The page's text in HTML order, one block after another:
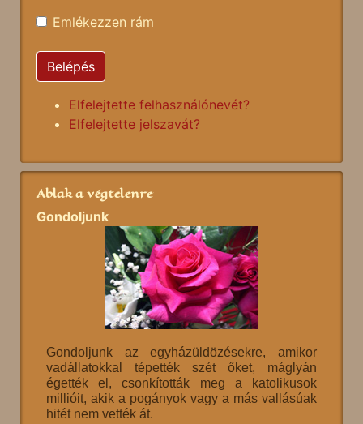
Emlékezzen rám
Belépés
Elfelejtette felhasználónevét?
Elfelejtette jelszavát?
Ablak a végtelenre
Gondoljunk
Gondoljunk az egyházüldözésekre, amikor
vadállatokkal tépették szét őket, máglyán
égették el, csonkították meg a katolikusok
millióit, akik a pogányok vagy a más vallásúak
hitét nem vették át.